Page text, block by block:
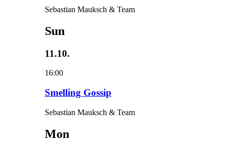
Sebastian Mauksch & Team
Sun
11.10.
16:00
Smelling Gossip
Sebastian Mauksch & Team
Mon